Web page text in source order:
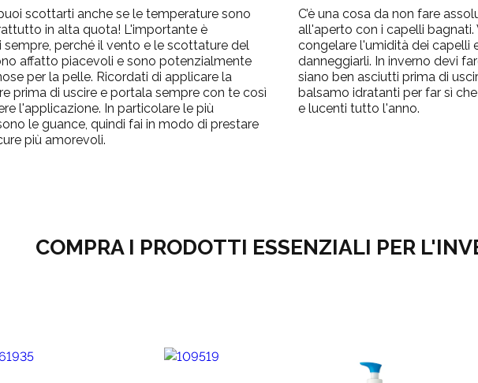
scottarti anche se le temperature sono
in alta quota! L'importante è
sempre, perché il vento e le scottature del
affatto piacevoli e sono potenzialmente
per la pelle. Ricordati di applicare la
prima di uscire e portala sempre con te così
l'applicazione. In particolare le più
le guance, quindi fai in modo di prestare
più amorevoli.
C’è una cosa da non fare
all'aperto con i capelli
congelare l'umidità dei capelli
danneggiarli. In inverno devi
siano ben asciutti prima di
balsamo idratanti per far sì
e lucenti tutto l'anno.
COMPRA I PRODOTTI ESSENZIALI PER